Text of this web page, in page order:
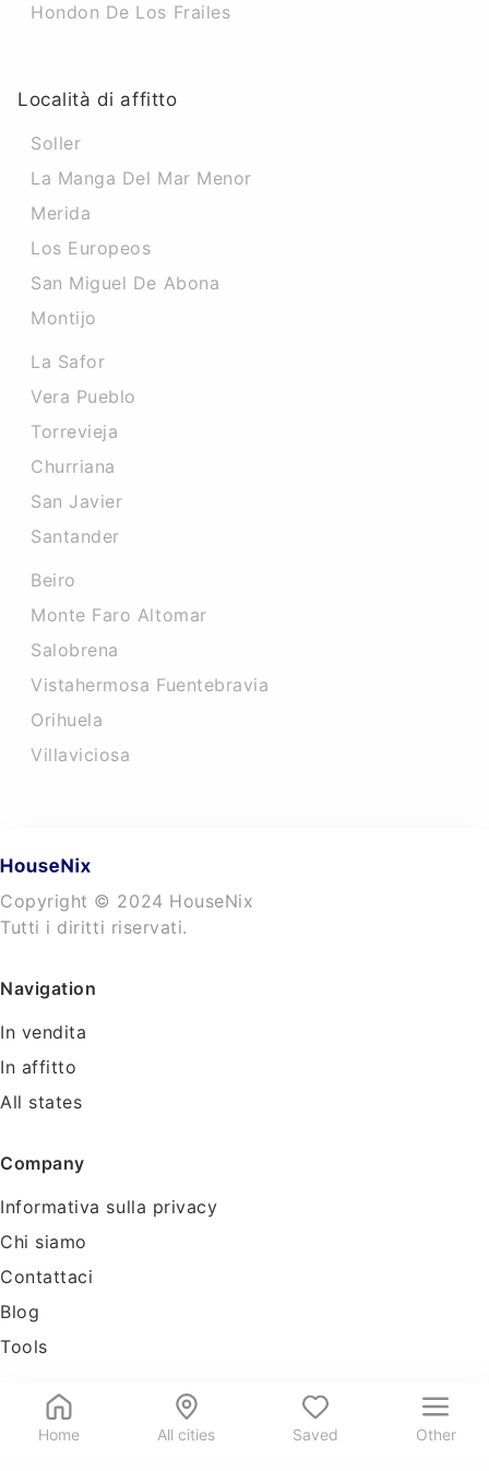
Home All cities Saved Other
Hondon De Los Frailes
Località di affitto
Soller
La Manga Del Mar Menor
Merida
Los Europeos
San Miguel De Abona
Montijo
La Safor
Vera Pueblo
Torrevieja
Churriana
San Javier
Santander
Beiro
Monte Faro Altomar
Salobrena
Vistahermosa Fuentebravia
Orihuela
Villaviciosa
Copyright © 2024 HouseNix
Tutti i diritti riservati.
Navigation
In vendita
In affitto
All states
Company
Informativa sulla privacy
Chi siamo
Contattaci
Blog
Tools